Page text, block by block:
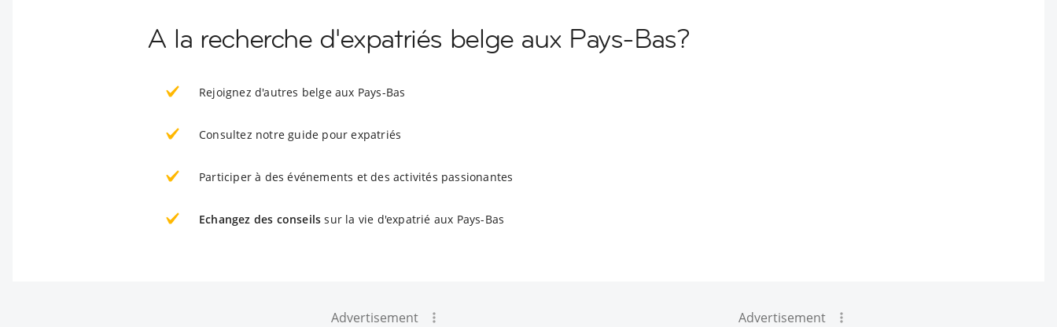
A la recherche d'expatriés belge aux Pays-Bas?
Rejoignez d'autres belge aux Pays-Bas
Consultez notre guide pour expatriés
Participer à des événements et des activités passionantes
Echangez des conseils sur la vie d'expatrié aux Pays-Bas
Advertisement Advertisement